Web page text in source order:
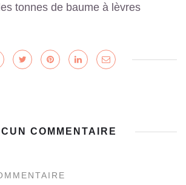
tonnes de baume à lèvres
COMMENTAIRE